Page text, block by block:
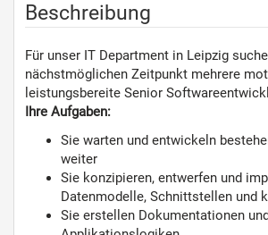
Beschreibung
Für unser IT Department in Leipzig
nächstmöglichen Zeitpunkt mehrere
leistungsbereite Senior
Ihre Aufgaben:
Sie warten und entwickeln
weiter
Sie konzipieren, entwerfen und
Datenmodelle, Schnittstellen und
Sie erstellen Dokumentationen